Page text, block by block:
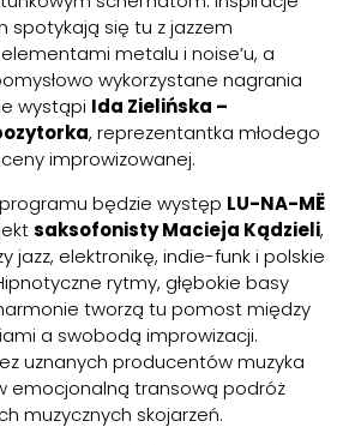
spotykają się tu z jazzem
metalu i noise’u, a
wykorzystane nagrania
wystąpi Ida Zielińska –
, reprezentantka młodego
improwizowanej.
będzie występ LU-NA-MË
saksofonisty Macieja Kądzieli,
jazz, elektronikę, indie-funk i polskie
rytmy, głębokie basy
tworzą tu pomost między
a swobodą improwizacji.
uznanych producentów muzyka
emocjonalną transową podróż
muzycznych skojarzeń.